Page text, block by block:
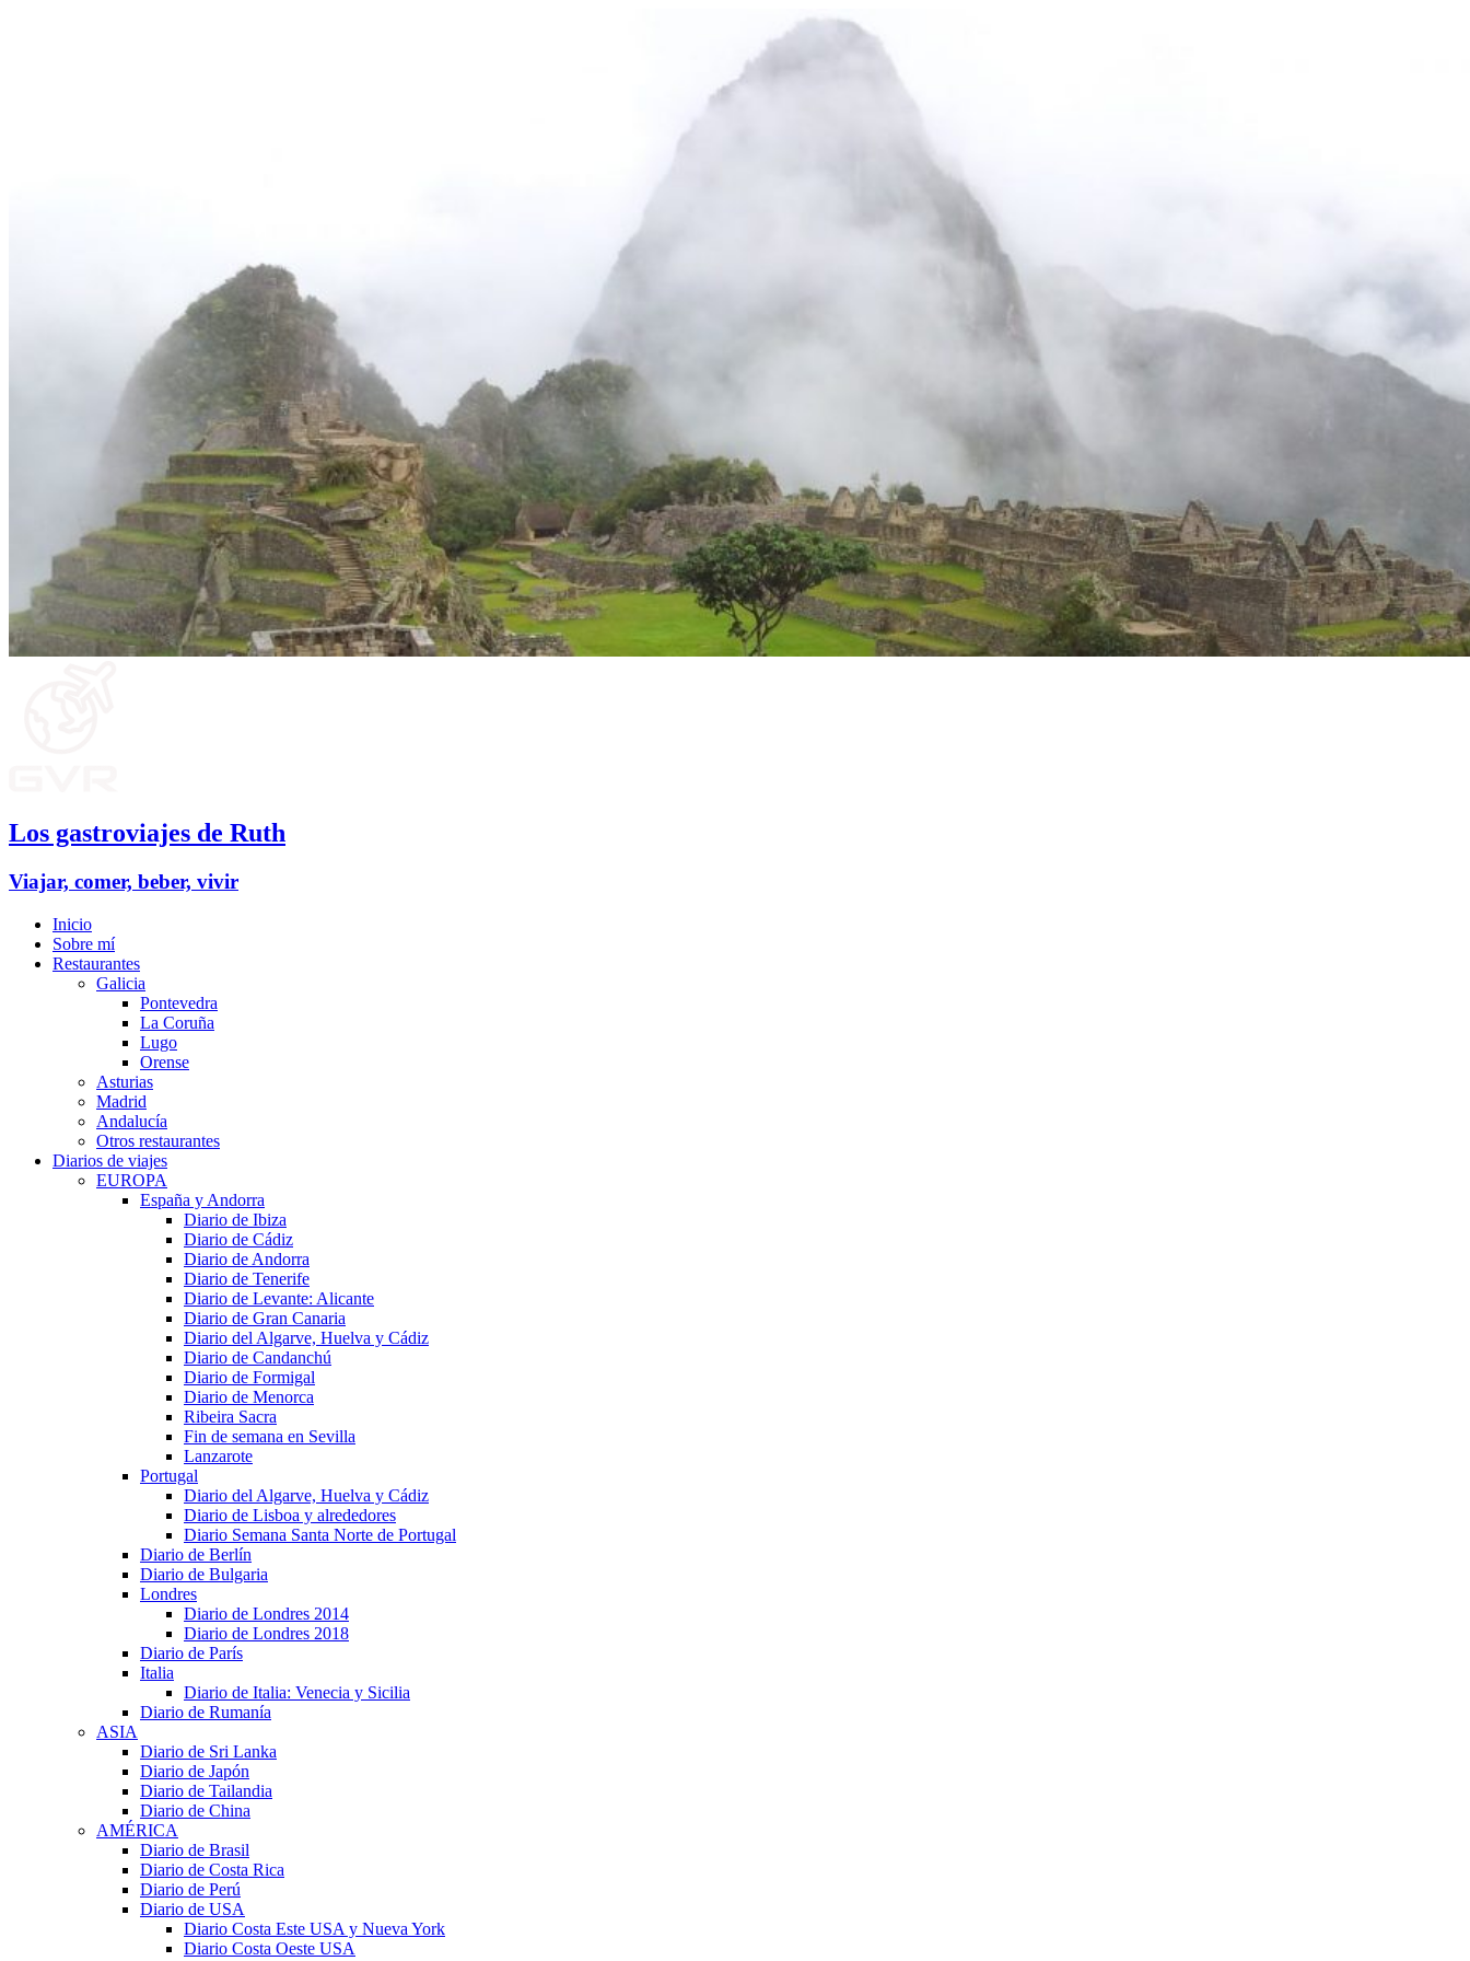
Los gastroviajes de Ruth
Viajar, comer, beber, vivir
Inicio
Sobre mí
Restaurantes
Galicia
Pontevedra
La Coruña
Lugo
Orense
Asturias
Madrid
Andalucía
Otros restaurantes
Diarios de viajes
EUROPA
España y Andorra
Diario de Ibiza
Diario de Cádiz
Diario de Andorra
Diario de Tenerife
Diario de Levante: Alicante
Diario de Gran Canaria
Diario del Algarve, Huelva y Cádiz
Diario de Candanchú
Diario de Formigal
Diario de Menorca
Ribeira Sacra
Fin de semana en Sevilla
Lanzarote
Portugal
Diario del Algarve, Huelva y Cádiz
Diario de Lisboa y alrededores
Diario Semana Santa Norte de Portugal
Diario de Berlín
Diario de Bulgaria
Londres
Diario de Londres 2014
Diario de Londres 2018
Diario de París
Italia
Diario de Italia: Venecia y Sicilia
Diario de Rumanía
ASIA
Diario de Sri Lanka
Diario de Japón
Diario de Tailandia
Diario de China
AMÉRICA
Diario de Brasil
Diario de Costa Rica
Diario de Perú
Diario de USA
Diario Costa Este USA y Nueva York
Diario Costa Oeste USA